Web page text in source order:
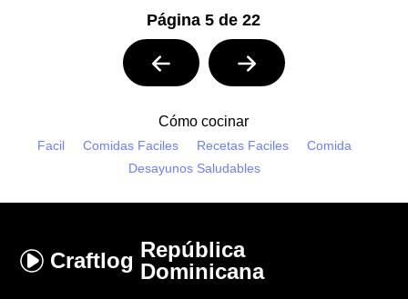
Página 5 de 22
Cómo cocinar
Facil Comidas Faciles Recetas Faciles
Comida
Desayunos Saludables
Craftlog República
Dominicana